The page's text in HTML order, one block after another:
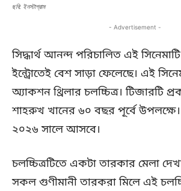
ছবি: ইনস্টাগ্রাম
- Advertisement -
সিদ্ধার্থ আনন্দ পরিচালিত এই
ইন্ট্রোতেই বেশ সাড়া ফেলেছে। এই
অ্যাকশন থ্রিলার চলচ্চিত্র। টিজারটি
শাহরুখ খানের ৬০ বছর পূর্বে উপলক্ষে।
২০২৬ সালে আসবে।
চলচ্চিত্রটিতে একটা তারকার মেলা
সকল গুণীমানী তারকরা মিলে এই